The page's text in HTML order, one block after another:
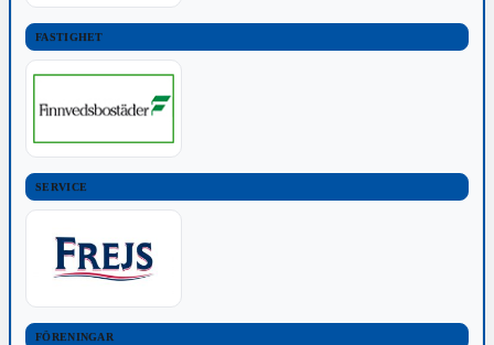
FASTIGHET
SERVICE
FÖRENINGAR